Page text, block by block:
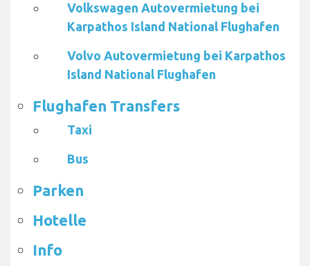
Volkswagen Autovermietung bei
Karpathos Island National Flughafen
Volvo Autovermietung bei Karpathos
Island National Flughafen
Flughafen Transfers
Taxi
Bus
Parken
Hotelle
Info